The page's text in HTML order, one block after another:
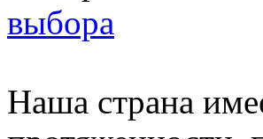
выбора
Наша страна